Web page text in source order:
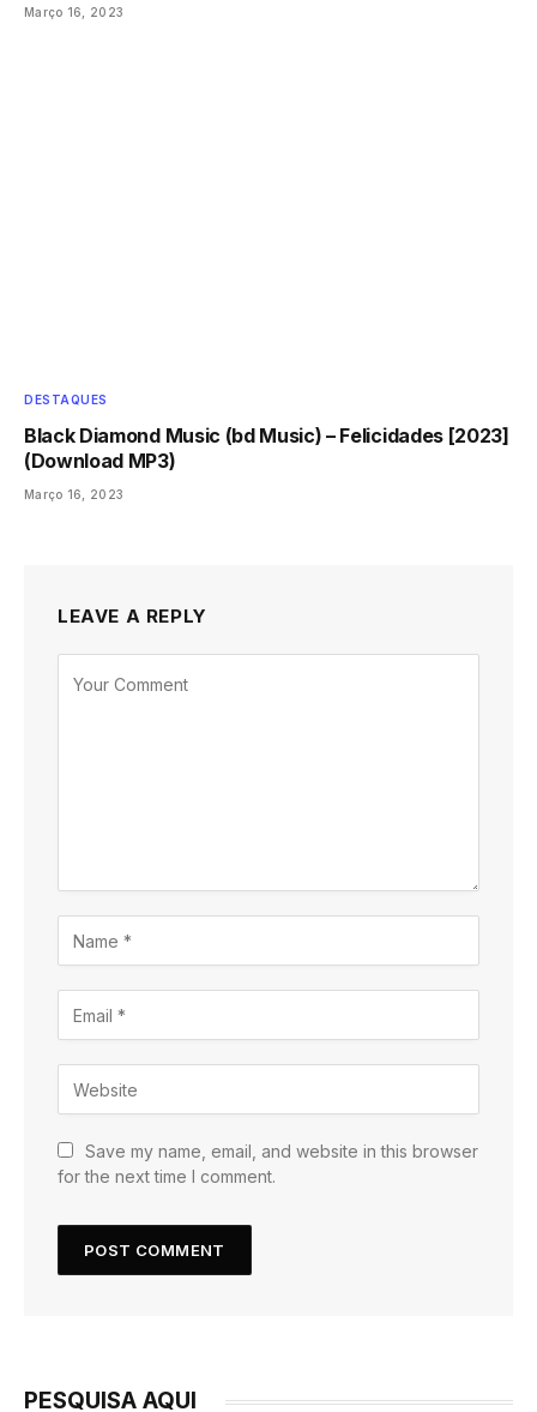
Março 16, 2023
DESTAQUES
Black Diamond Music (bd Music) – Felicidades [2023]
(Download MP3)
Março 16, 2023
LEAVE A REPLY
Save my name, email, and website in this browser
for the next time I comment.
PESQUISA AQUI